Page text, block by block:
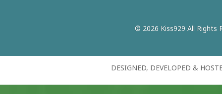
© 2026 Kiss929 All Rights
DESIGNED, DEVELOPED &